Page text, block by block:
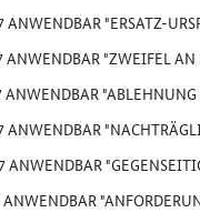
ANWENDBAR "ERSATZ-
ANWENDBAR "ZWEIFEL
ANWENDBAR
ANWENDBAR
ANWENDBAR
ANWENDBAR